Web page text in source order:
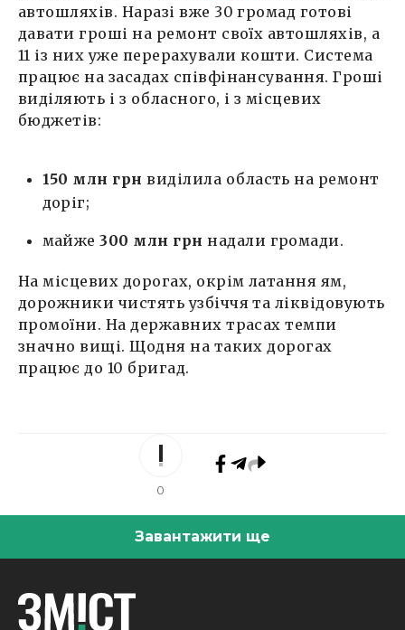
автошляхів. Наразі вже 30 громад готові
давати гроші на ремонт своїх автошляхів, а
11 із них уже перерахували кошти. Система
працює на засадах співфінансування. Гроші
виділяють і з обласного, і з місцевих
бюджетів:
150 млн грн виділила область на ремонт
доріг;
майже300 млн грн надали громади.
На місцевих дорогах, окрім латання ям,
дорожники чистять узбіччя та ліквідовують
промоїни. На державних трасах темпи
значно вищі. Щодня на таких дорогах
працює до 10 бригад.
0
Завантажити ще